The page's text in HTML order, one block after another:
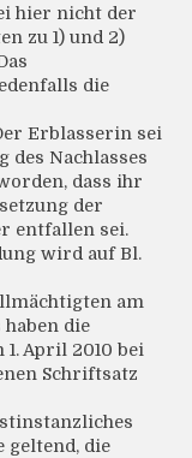
hier nicht der
zu 1) und 2)
die
Erblasserin sei
des Nachlasses
dass ihr
der
entfallen sei.
wird auf Bl.
am
haben die
April 2010 bei
Schriftsatz
geltend, die